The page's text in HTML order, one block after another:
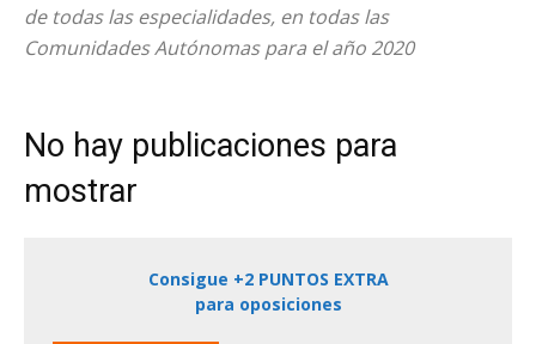
de todas las especialidades, en todas las
Comunidades Autónomas para el año 2020
No hay publicaciones para
mostrar
Consigue +2 PUNTOS EXTRA
para oposiciones